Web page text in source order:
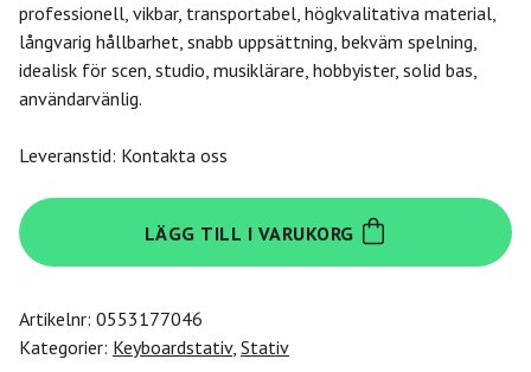
professionell, vikbar, transportabel, högkvalitativa material,
långvarig hållbarhet, snabb uppsättning, bekväm spelning,
idealisk för scen, studio, musiklärare, hobbyister, solid bas,
användarvänlig.
Leveranstid: Kontakta oss
Quik
Lok
Qly
Keyboard
Stand
LÄGG TILL I VARUKORG
Artikelnr: 0553177046
Kategorier: Keyboardstativ, Stativ